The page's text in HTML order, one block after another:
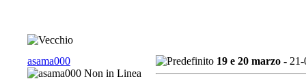
asama000 19 e 20 marzo -